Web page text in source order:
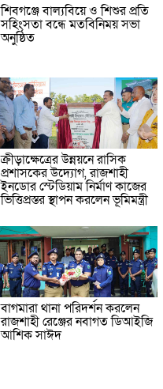
শিবগঞ্জে বাল্যবিয়ে ও শিশুর প্রতি
সহিংসতা বন্ধে মতবিনিময় সভা
অনুষ্ঠিত
ক্রীড়াক্ষেত্রের উন্নয়নে রাসিক
প্রশাসকের উদ্যোগ, রাজশাহী
ইনডোর স্টেডিয়াম নির্মাণ কাজের
ভিত্তিপ্রস্তর স্থাপন করলেন ভূমিমন্ত্রী
বাগমারা থানা পরিদর্শন করলেন
রাজশাহী রেঞ্জের নবাগত ডিআইজি
আশিক সাঈদ